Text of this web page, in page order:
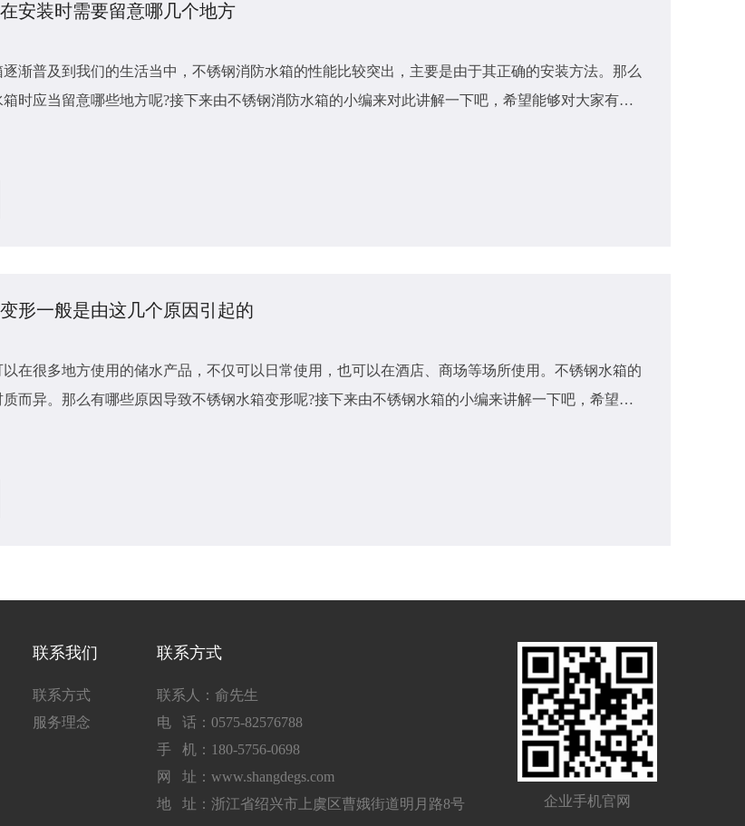
安装时需要留意哪几个地方
渐普及到我们的生活当中，不锈钢消防水箱的性能比较突出，主要是由于其正确的安装方法。那么
时应当留意哪些地方呢?接下来由不锈钢消防水箱的小编来对此讲解一下吧，希望能够对大家有所
形一般是由这几个原因引起的
在很多地方使用的储水产品，不仅可以日常使用，也可以在酒店、商场等场所使用。不锈钢水箱的
而异。那么有哪些原因导致不锈钢水箱变形呢?接下来由不锈钢水箱​的小编来讲解一下吧，希望能
联系我们
联系方式
服务理念
联系方式
联系人：俞先生
电 话：0575-82576788
手 机：180-5756-0698
网 址：www.shangdegs.com
地 址：浙江省绍兴市上虞区曹娥街道明月路8号
企业手机官网